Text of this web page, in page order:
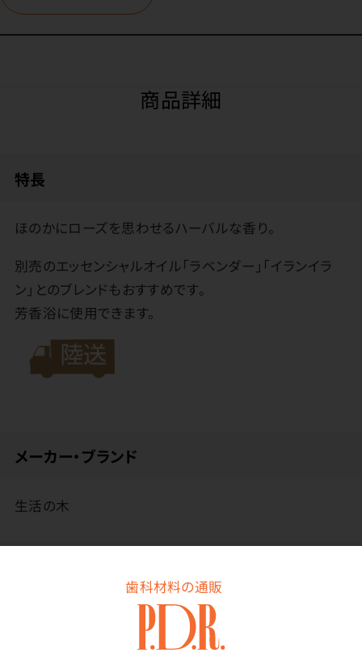
歯科材料の通販
商品詳細
特長
ほのかにローズを思わせるハーバルな香り。
別売のエッセンシャルオイル「ラベンダー」「イランイラ
ン」とのブレンドもおすすめです。
芳香浴に使用できます。
メーカー・ブランド
生活の木